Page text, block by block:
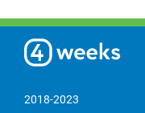
2018-2023